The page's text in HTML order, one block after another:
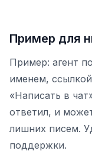
Пример для
Пример: агент
именем,
«Написать в
ответил, и
лишних писем.
поддержки.